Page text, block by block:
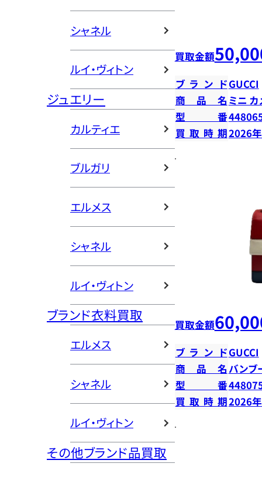
シャネル
ルイ・ヴィトン
ジュエリー
カルティエ
ブルガリ
エルメス
シャネル
ルイ・ヴィトン
ブランド衣料買取
エルメス
シャネル
ルイ・ヴィトン
その他ブランド品買取
買取金額
ブランドGUCCI
商品名 ミニ カ
型番
買取時期2026
買取金額
ブランドGUCCI
商品名バンブ
型番
買取時期2026